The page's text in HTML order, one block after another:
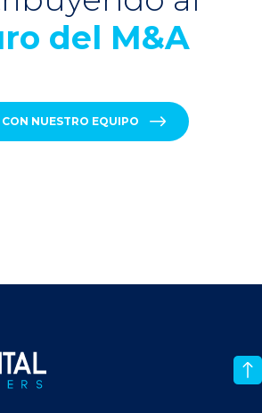
del M&A
NUESTRO EQUIPO